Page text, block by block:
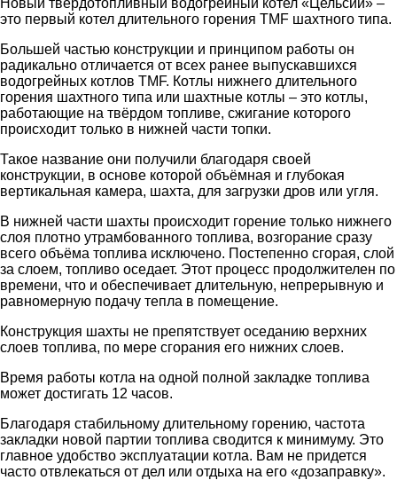
это первый котел длительного горения TMF шахтного типа.
Большей частью конструкции и принципом работы он
радикально отличается от всех ранее выпускавшихся
водогрейных котлов TMF. Котлы нижнего длительного
горения шахтного типа или шахтные котлы – это котлы,
работающие на твёрдом топливе, сжигание которого
происходит только в нижней части топки.
Такое название они получили благодаря своей
конструкции, в основе которой объёмная и глубокая
вертикальная камера, шахта, для загрузки дров или угля.
В нижней части шахты происходит горение только нижнего
слоя плотно утрамбованного топлива, возгорание сразу
всего объёма топлива исключено. Постепенно сгорая, слой
за слоем, топливо оседает. Этот процесс продолжителен по
времени, что и обеспечивает длительную, непрерывную и
равномерную подачу тепла в помещение.
Конструкция шахты не препятствует оседанию верхних
слоев топлива, по мере сгорания его нижних слоев.
Время работы котла на одной полной закладке топлива
может достигать 12 часов.
Благодаря стабильному длительному горению, частота
закладки новой партии топлива сводится к минимуму. Это
главное удобство эксплуатации котла. Вам не придется
часто отвлекаться от дел или отдыха на его «дозаправку».